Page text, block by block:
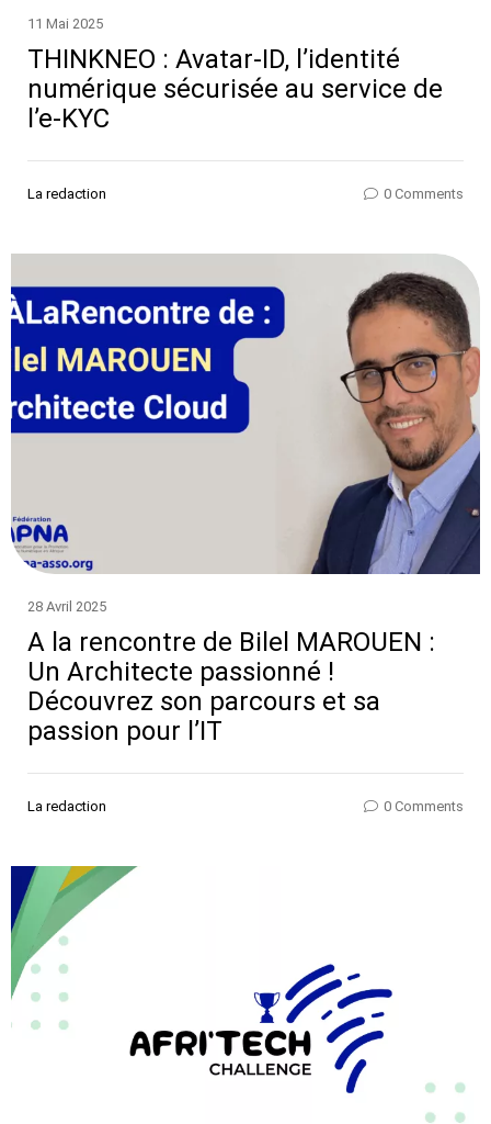
11 Mai 2025
THINKNEO : Avatar-ID, l’identité
numérique sécurisée au service de
l’e-KYC
La redaction 0 Comments
28 Avril 2025
A la rencontre de Bilel MAROUEN :
Un Architecte passionné !
Découvrez son parcours et sa
passion pour l’IT
La redaction 0 Comments